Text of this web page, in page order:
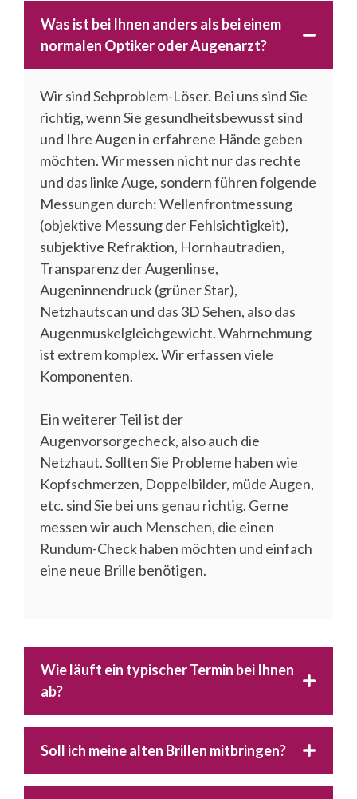
Was ist bei Ihnen anders als bei einem
normalen Optiker oder Augenarzt?
Wir sind Sehproblem-Löser. Bei uns sind Sie
richtig, wenn Sie gesundheitsbewusst sind
und Ihre Augen in erfahrene Hände geben
möchten. Wir messen nicht nur das rechte
und das linke Auge, sondern führen folgende
Messungen durch: Wellenfrontmessung
(objektive Messung der Fehlsichtigkeit),
subjektive Refraktion, Hornhautradien,
Transparenz der Augenlinse,
Augeninnendruck (grüner Star),
Netzhautscan und das 3D Sehen, also das
Augenmuskelgleichgewicht. Wahrnehmung
ist extrem komplex. Wir erfassen viele
Komponenten.
Ein weiterer Teil ist der
Augenvorsorgecheck, also auch die
Netzhaut. Sollten Sie Probleme haben wie
Kopfschmerzen, Doppelbilder, müde Augen,
etc. sind Sie bei uns genau richtig. Gerne
messen wir auch Menschen, die einen
Rundum-Check haben möchten und einfach
eine neue Brille benötigen.
Wie läuft ein typischer Termin bei Ihnen
ab?
Soll ich meine alten Brillen mitbringen?